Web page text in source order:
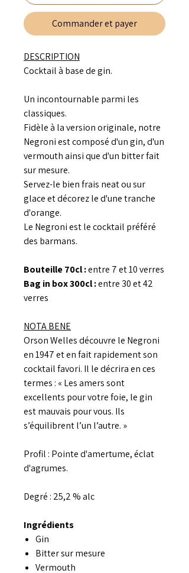
Commander et payer
DESCRIPTION
Cocktail à base de gin.
Un incontournable parmi les
classiques.
Fidèle à la version originale, notre
Negroni est composé d'un gin, d'un
vermouth ainsi que d'un bitter fait
sur mesure.
Servez-le bien frais neat ou sur
glace et décorez le d'une tranche
d'orange.
Le Negroni est le cocktail préféré
des barmans.
Bouteille 70cl :entre 7 et 10 verres
Bag in box 300cl :entre 30 et 42
verres
NOTA BENE
Orson Welles découvre le Negroni
en 1947 et en fait rapidement son
cocktail favori. Il le décrira en ces
termes : « Les amers sont
excellents pour votre foie, le gin
est mauvais pour vous. Ils
s’équilibrent l’un l’autre. »
Profil : Pointe d'amertume, éclat
d'agrumes.
Degré : 25,2 % alc
Ingrédients
Gin
Bitter sur mesure
Vermouth